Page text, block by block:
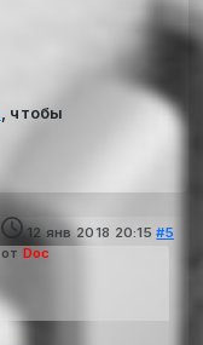
, чтобы
12 янв 2018 20:15 #5
от Doc